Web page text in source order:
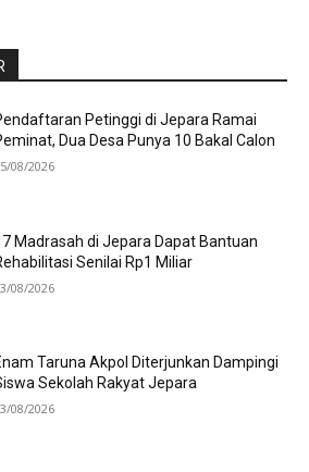
Petinggi di Jepara Ramai
Dua Desa Punya 10 Bakal Calon
08/2026
Madrasah di Jepara Dapat Bantuan
Senilai Rp1 Miliar
08/2026
Taruna Akpol Diterjunkan Dampingi
Sekolah Rakyat Jepara
08/2026